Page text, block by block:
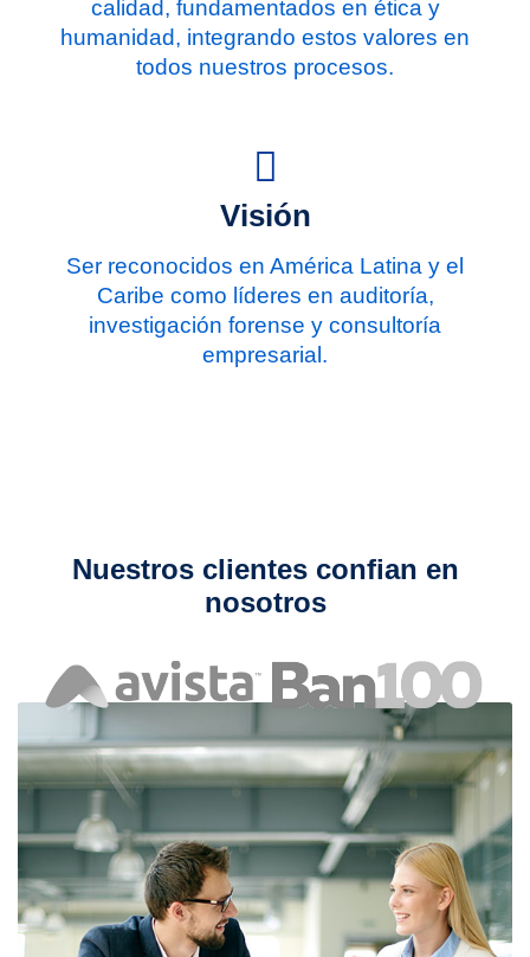
calidad, fundamentados en ética y
humanidad, integrando estos valores en
todos nuestros procesos.
Visión
Ser reconocidos en América Latina y el
Caribe como líderes en auditoría,
investigación forense y consultoría
empresarial.
Nuestros clientes confian en
nosotros